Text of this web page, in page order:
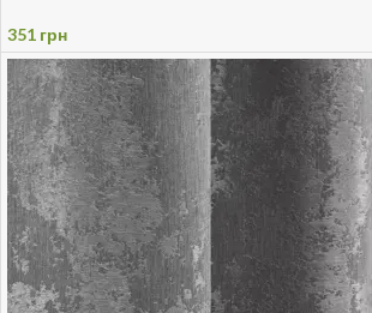
351 грн